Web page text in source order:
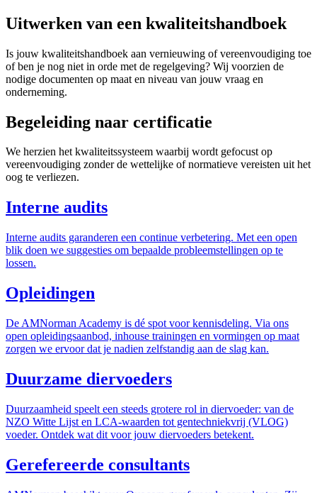
Uitwerken van een kwaliteitshandboek
Is jouw kwaliteitshandboek aan vernieuwing of vereenvoudiging toe
of ben je nog niet in orde met de regelgeving? Wij voorzien de
nodige documenten op maat en niveau van jouw vraag en
onderneming.
Begeleiding naar certificatie
We herzien het kwaliteitssysteem waarbij wordt gefocust op
vereenvoudiging zonder de wettelijke of normatieve vereisten uit het
oog te verliezen.
Interne audits
Interne audits garanderen een continue verbetering. Met een open
blik doen we suggesties om bepaalde probleemstellingen op te
lossen.
Opleidingen
De AMNorman Academy is dé spot voor kennisdeling. Via ons
open opleidingsaanbod, inhouse trainingen en vormingen op maat
zorgen we ervoor dat je nadien zelfstandig aan de slag kan.
Duurzame diervoeders
Duurzaamheid speelt een steeds grotere rol in diervoeder: van de
NZO Witte Lijst en LCA-waarden tot gentechniekvrij (VLOG)
voeder. Ontdek wat dit voor jouw diervoeders betekent.
Gerefereerde consultants